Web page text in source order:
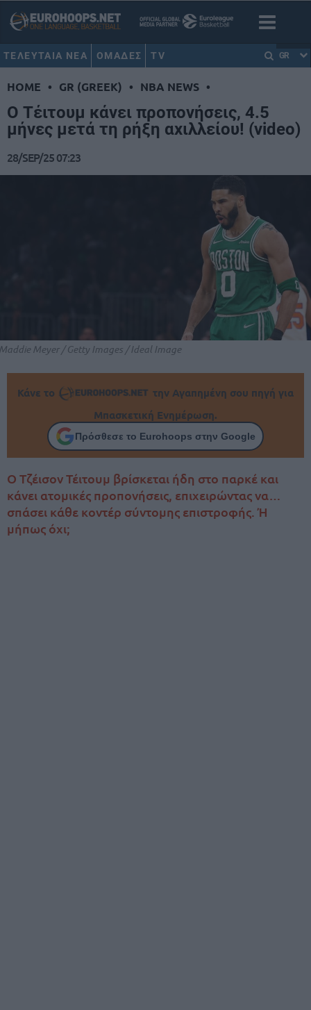
ΤΕΛΕΥΤΑΙΑ ΝΕΑ ΟΜΑΔΕΣ TV GR
HOME • GR (GREEK) • NBA NEWS •
Ο Τέιτουμ κάνει προπονήσεις, 4.5
μήνες μετά τη ρήξη αχιλλείου! (video)
28/SEP/25 07:23
Meyer / Getty Images / Ideal Image
Κάνε το
την Αγαπημένη σου πηγή για
Μπασκετική Ενημέρωση.
Πρόσθεσε το Eurohoops στην Google
Ο Τζέισον Τέιτουμ βρίσκεται ήδη στο παρκέ και
κάνει ατομικές προπονήσεις, επιχειρώντας να…
σπάσει κάθε κοντέρ σύντομης επιστροφής. Ή
μήπως όχι;